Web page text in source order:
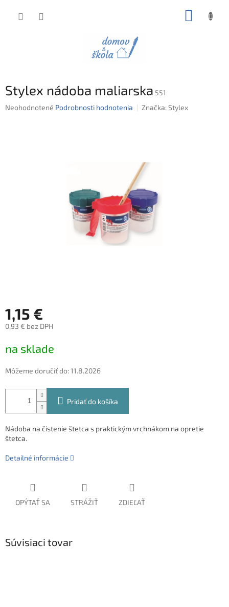
Stylex nádoba maliarska 551
Priemerné
Neohodnotené Podrobnosti hodnotenia Značka:Stylex
1,15 €
0,93 € bez DPH
cena:
na sklade
Môžeme doručiť do:11.8.2026
Pridať do košíka
Nádoba na čistenie štetca s praktickým vrchnákom na opretie
štetca.
Detailné informácie
OPÝTAŤ SA STRÁŽIŤ ZDIEĽAŤ
Súvisiaci tovar